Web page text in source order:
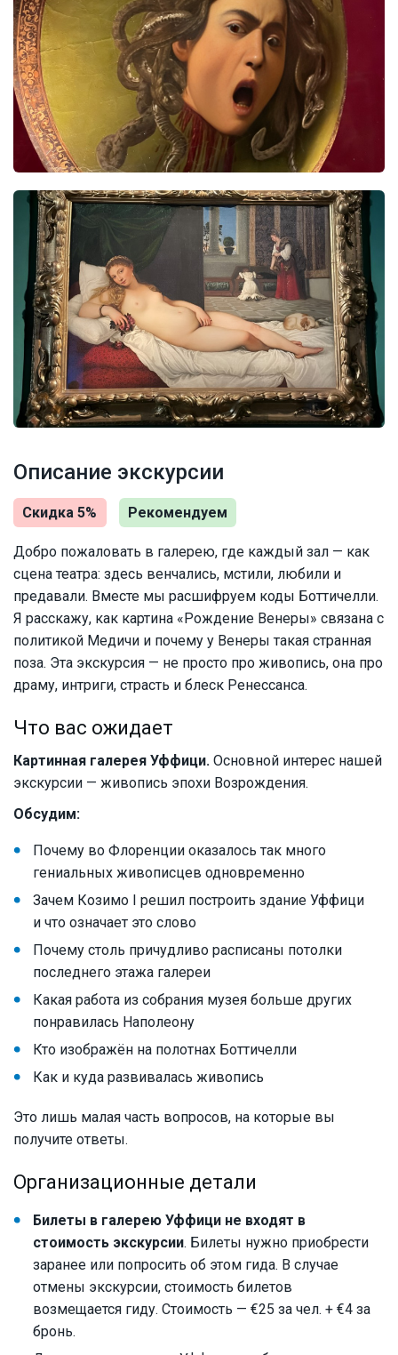
Описание экскурсии
Скидка 5% Рекомендуем
Добро пожаловать в галерею, где каждый зал — как
сцена театра: здесь венчались, мстили, любили и
предавали. Вместе мы расшифруем коды Боттичелли.
Я расскажу, как картина «Рождение Венеры» связана с
политикой Медичи и почему у Венеры такая странная
поза. Эта экскурсия — не просто про живопись, она про
драму, интриги, страсть и блеск Ренессанса.
Что вас ожидает
Картинная галерея Уффици. Основной интерес нашей
экскурсии — живопись эпохи Возрождения.
Обсудим:
Почему во Флоренции оказалось так много
гениальных живописцев одновременно
Зачем Козимо I решил построить здание Уффици
и что означает это слово
Почему столь причудливо расписаны потолки
последнего этажа галереи
Какая работа из собрания музея больше других
понравилась Наполеону
Кто изображён на полотнах Боттичелли
Как и куда развивалась живопись
Это лишь малая часть вопросов, на которые вы
получите ответы.
Организационные детали
Билеты в галерею Уффици не входят в
стоимость экскурсии. Билеты нужно приобрести
заранее или попросить об этом гида. В случае
отмены экскурсии, стоимость билетов
возмещается гиду. Стоимость — €25 за чел. + €4 за
бронь.